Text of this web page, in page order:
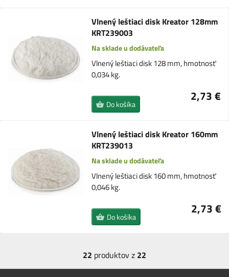
Vlnený leštiaci disk Kreator 128mm
KRT239003
Na sklade u dodávateľa
Vlnený leštiaci disk 128 mm, hmotnosť
0,034 kg.
2,73 €
Do košíka
Vlnený leštiaci disk Kreator 160mm
KRT239013
Na sklade u dodávateľa
Vlnený leštiaci disk 160 mm, hmotnosť
0,046 kg.
2,73 €
Do košíka
22 produktov z 22